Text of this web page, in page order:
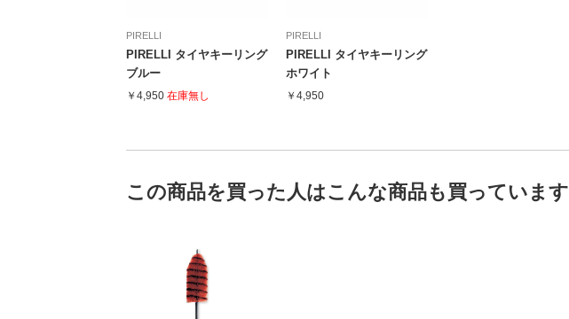
PIRELLI
PIRELLI タイヤキーリング
ブルー
￥4,950 在庫無し
PIRELLI
PIRELLI タイヤキーリング
ホワイト
￥4,950
この商品を買った人はこんな商品も買っています